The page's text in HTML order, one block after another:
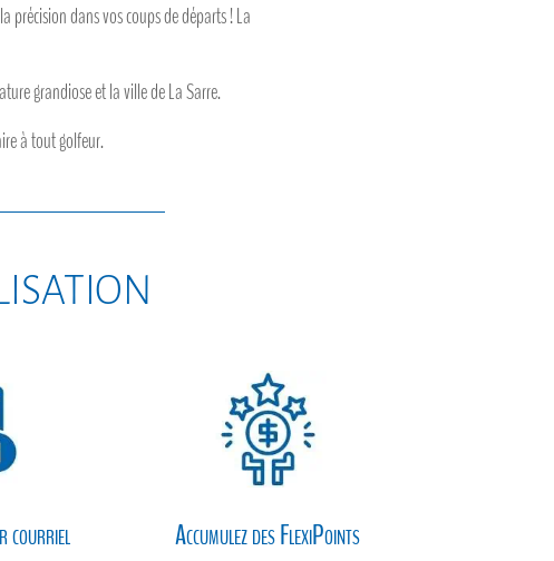
précision dans vos coups de départs ! La
grandiose et la ville de La Sarre.
à tout golfeur.
courriel Accumulez des FlexiPoints